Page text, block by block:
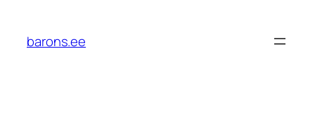
juurdebarons.ee